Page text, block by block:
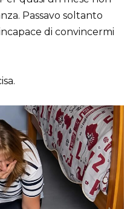
Passavo soltanto
di convincermi